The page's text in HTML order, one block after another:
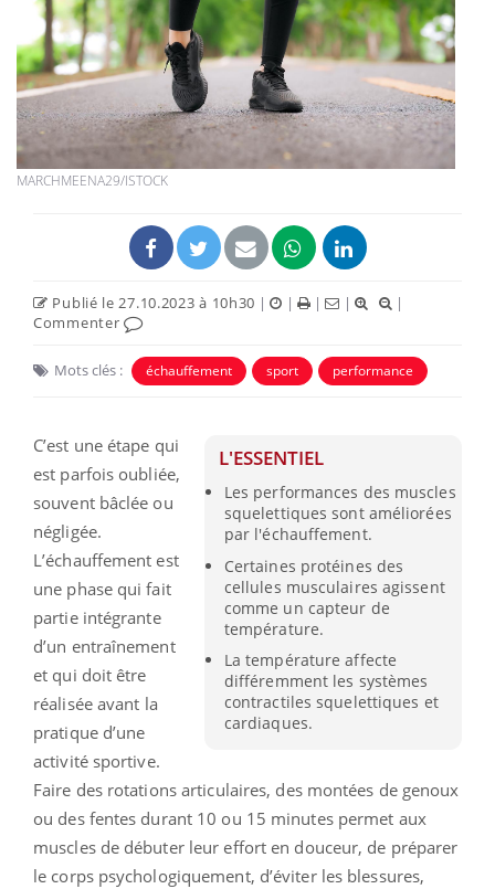
MARCHMEENA29/ISTOCK
Publié le 27.10.2023 à 10h30 | | | |
|
Commenter
Mots clés : échauffement sport performance
L'ESSENTIEL
Les performances des muscles
squelettiques sont améliorées
par l'échauffement.
Certaines protéines des
cellules musculaires agissent
comme un capteur de
température.
La température affecte
différemment les systèmes
contractiles squelettiques et
cardiaques.
C’est une étape qui
est parfois oubliée,
souvent bâclée ou
négligée.
L’échauffement est
une phase qui fait
partie intégrante
d’un entraînement
et qui doit être
réalisée avant la
pratique d’une
activité sportive.
Faire des rotations articulaires, des montées de genoux
ou des fentes durant 10 ou 15 minutes permet aux
muscles de débuter leur effort en douceur, de préparer
le corps psychologiquement, d’éviter les blessures,